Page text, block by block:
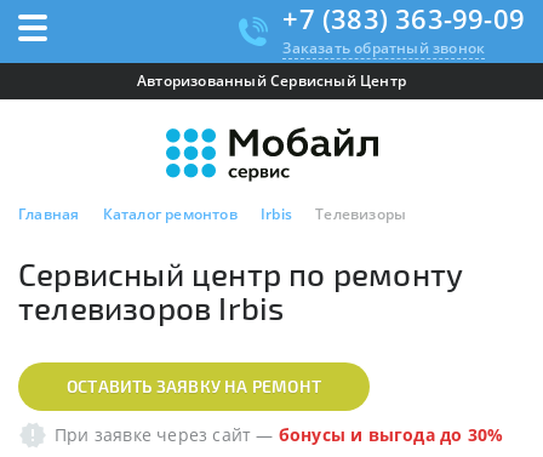
+7 (383) 363-99-09
Заказать обратный звонок
Авторизованный Сервисный Центр
Главная Каталог ремонтов Irbis Телевизоры
Сервисный центр по ремонту
телевизоров Irbis
ОСТАВИТЬ ЗАЯВКУ НА РЕМОНТ
При заявке через сайт — бонусы и выгода до 30%